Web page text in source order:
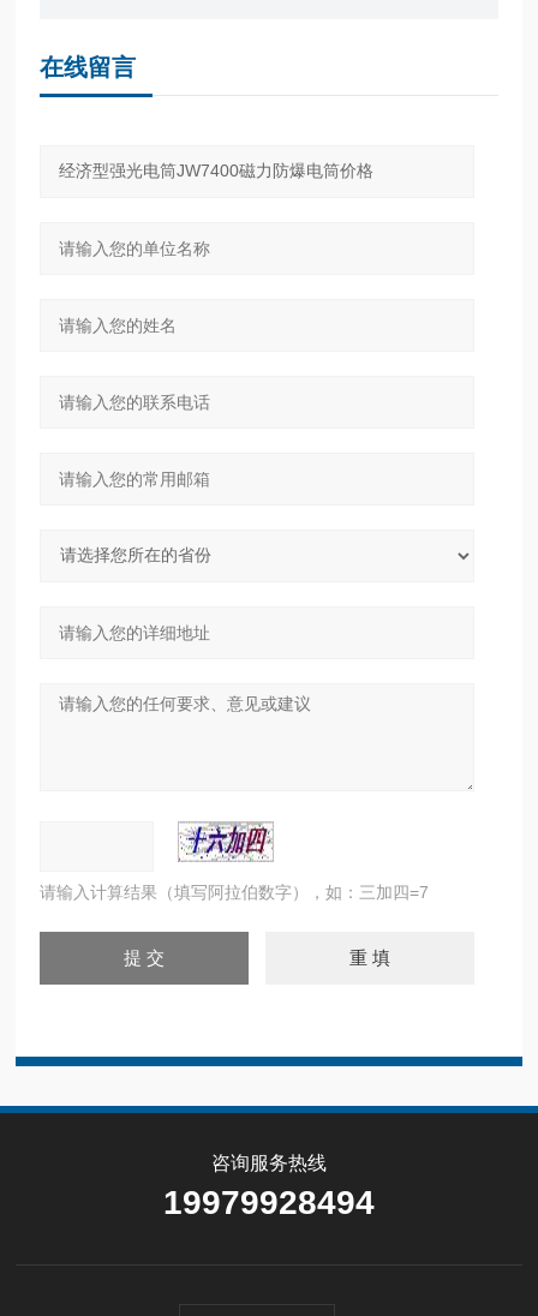
在线留言
请输入计算结果（填写阿拉伯数字），如：三加四=7
咨询服务热线
19979928494